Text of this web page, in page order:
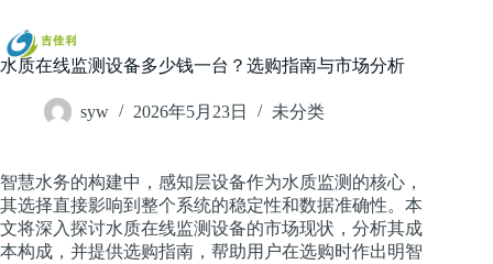
过
内
容
水质在线监测设备多少钱一台？选购指南与市场分析
syw 2026年5月23日 未分类
智慧水务的构建中，感知层设备作为水质监测的核心，
其选择直接影响到整个系统的稳定性和数据准确性。本
文将深入探讨水质在线监测设备的市场现状，分析其成
本构成，并提供选购指南，帮助用户在选购时作出明智